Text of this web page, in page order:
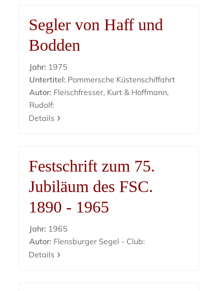
Segler von Haff und
Bodden
Jahr: 1975
Untertitel: Pommersche Küstenschiffahrt
Autor: Fleischfresser, Kurt & Hoffmann,
Rudolf:
Details
Festschrift zum 75.
Jubiläum des FSC.
1890 - 1965
Jahr: 1965
Autor: Flensburger Segel - Club:
Details